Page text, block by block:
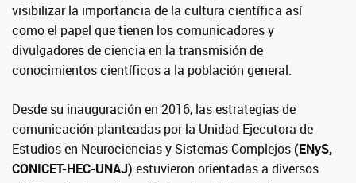
visibilizar la importancia de la cultura científica así
como el papel que tienen los comunicadores y
divulgadores de ciencia en la transmisión de
conocimientos científicos a la población general.
Desde su inauguración en 2016, las estrategias de
comunicación planteadas por la Unidad Ejecutora de
Estudios en Neurociencias y Sistemas Complejos (ENyS,
CONICET-HEC-UNAJ) estuvieron orientadas a diversos